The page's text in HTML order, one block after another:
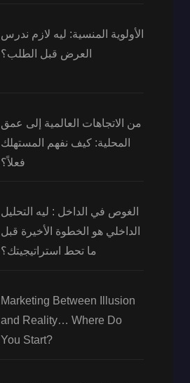
الأولوية المنسية: ليه لازم ندرس
العرض قبل الطلب؟
من الاتجاهات العالمية إلى عمق
المحلية: كيف نفهم المستهلك
فعلاً؟
الغوص في الداخل : ليه التحليل
الداخلي هو الخطوة الأخيرة قبل
ما تحط استراتيجيتك؟
Marketing Between Illusion
and Reality… Where Do
You Start?